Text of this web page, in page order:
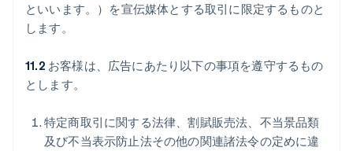
といいます。）を宣伝媒体とする取引に限定するものと
します。
11.2 お客様は、広告にあたり以下の事項を遵守するもの
とします。
特定商取引に関する法律、割賦販売法、不当景品類
及び不当表示防止法その他の関連諸法令の定めに違